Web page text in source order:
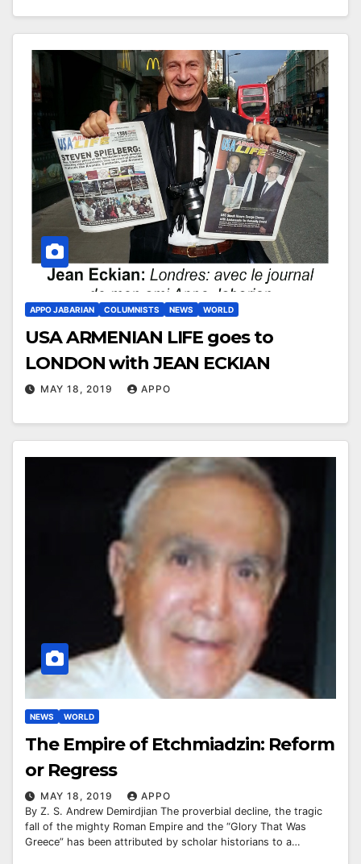
APPO JABARIAN COLUMNISTS NEWS WORLD
USA ARMENIAN LIFE goes to
LONDON with JEAN ECKIAN
MAY 18, 2019 APPO
NEWS WORLD
The Empire of Etchmiadzin: Reform
or Regress
MAY 18, 2019
APPO
By Z. S. Andrew Demirdjian The proverbial decline, the tragic
fall of the mighty Roman Empire and the “Glory That Was
Greece” has been attributed by scholar historians to a…